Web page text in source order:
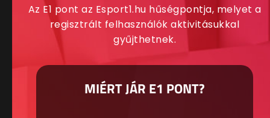
Az E1 pont az Esport1.hu hűségpontja, melyet a
regisztrált felhasználók aktivitásukkal
gyűjthetnek.
MIÉRT JÁR E1 PONT?